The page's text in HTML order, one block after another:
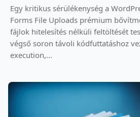
Egy kritikus sérülékenység a
Forms File Uploads prémium
fájlok hitelesítés nélküli feltöltését
végső soron távoli kódfuttatáshoz
execution,...